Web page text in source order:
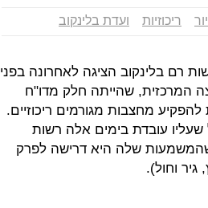
ריכוזיות ועדת בלינקוב
רם בלינקוב הציגה לאחרונה בפני
המרכזית, שהייתה חלק מדו"ח
מחצבות מגורמים ריכוזיים.
עובדת בימים אלה רשות
שלה היא דרישה לפרק
וחול).